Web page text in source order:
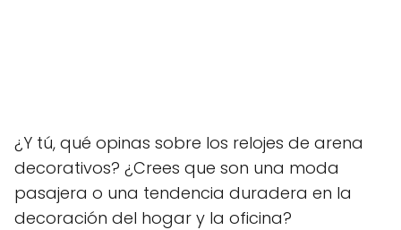
¿Y tú, qué opinas sobre los relojes de arena
decorativos? ¿Crees que son una moda
pasajera o una tendencia duradera en la
decoración del hogar y la oficina?